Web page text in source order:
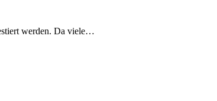
werden. Da viele…